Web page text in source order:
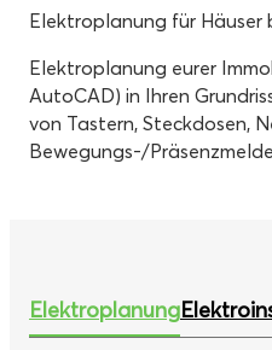
Elektroplanung für Häuser
Elektroplanung eurer
AutoCAD) in Ihren
von Tastern, Steckdosen,
Bewegungs-/
Elektroplanung